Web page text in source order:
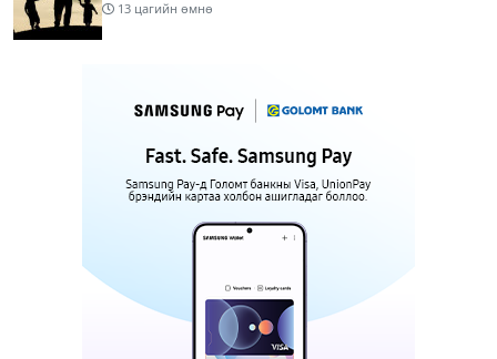
13 цагийн өмнө
Улаанбаатарт 31 хэм дулаан байна
15 цагийн өмнө
МАРГААШ: Улаанбаатарт 31 хэм дулаан байна
1 өдрийн өмнө
Шатахуун дамлан борлуулсан хоёр зөрчлийг
илрүүлэн шалгаж байна
1 өдрийн өмнө 3